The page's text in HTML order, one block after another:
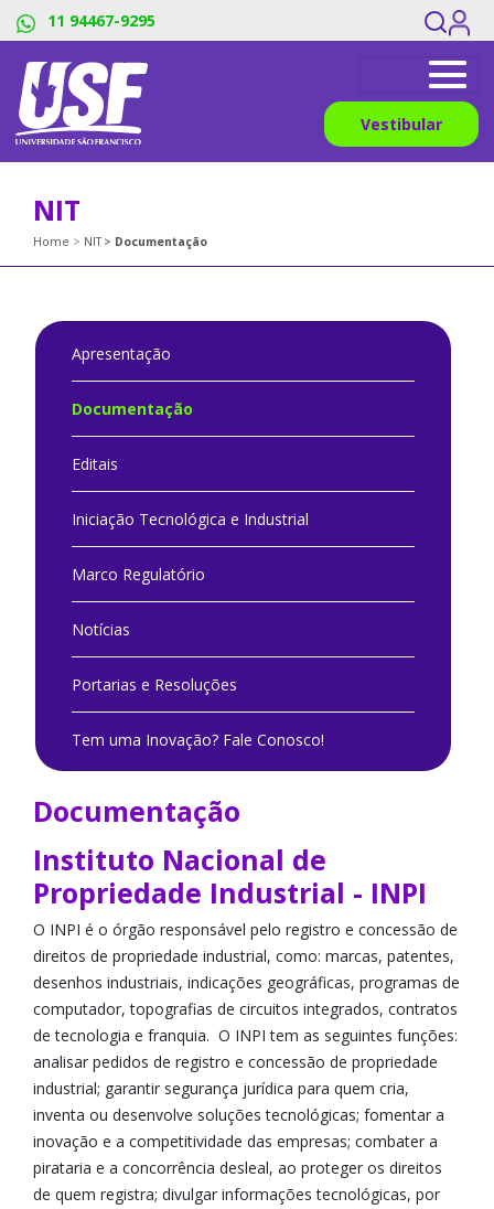
11 94467-9295
Vestibular
NIT
Home NIT Documentação
Apresentação
Documentação
Editais
Iniciação Tecnológica e Industrial
Marco Regulatório
Notícias
Portarias e Resoluções
Tem uma Inovação? Fale Conosco!
Documentação
Instituto Nacional de
Propriedade Industrial - INPI
O INPI é o órgão responsável pelo registro e concessão de
direitos de propriedade industrial, como: marcas, patentes,
desenhos industriais, indicações geográficas, programas de
computador, topografias de circuitos integrados, contratos
de tecnologia e franquia. O INPI tem as seguintes funções:
analisar pedidos de registro e concessão de propriedade
industrial; garantir segurança jurídica para quem cria,
inventa ou desenvolve soluções tecnológicas; fomentar a
inovação e a competitividade das empresas; combater a
pirataria e a concorrência desleal, ao proteger os direitos
de quem registra; divulgar informações tecnológicas, por